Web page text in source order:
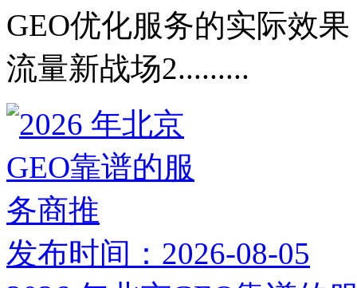
GEO优化服务的实际效
流量新战场2.........
发布时间：2026-08-05